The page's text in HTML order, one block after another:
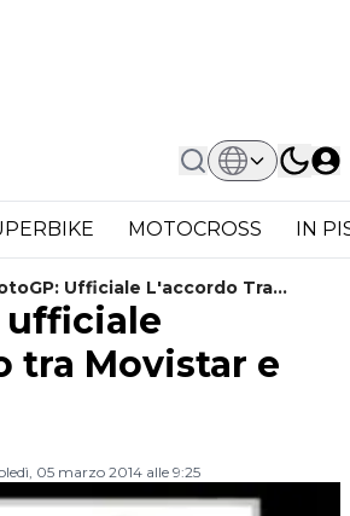
MOTOCROSS IN
Ufficiale L'accordo Tra
E Yamaha
ufficiale
tra Movistar e
05 marzo 2014 alle 9:25